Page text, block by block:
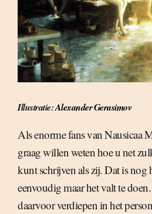
Illustratie:Alexander Gerasimov
Als enorme fans van Nausicaa
graag willen weten hoe u net
kunt schrijven als zij. Dat is nog
eenvoudig maar het valt te
daarvoor verdiepen in het